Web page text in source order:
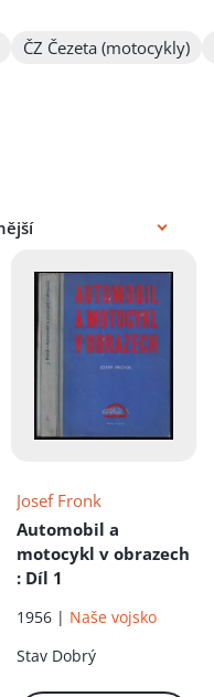
ČZ Čezeta (motocykly)
Josef Fronk
Automobil a
motocykl v obrazech
: Díl 1
1956 | Naše vojsko
Stav Dobrý